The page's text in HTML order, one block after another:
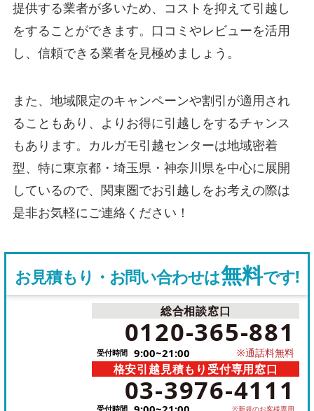
提供する業者が多いため、コストを抑えて引越し
をすることができます。口コミやレビューを活用
し、信頼できる業者を見極めましょう。
また、地域限定のキャンペーンや割引が適用され
ることもあり、よりお得に引越しをするチャンス
もあります。カルガモ引越センターは地域密着
型、特に東京都・埼玉県・神奈川県を中心に展開
しているので、関東圏でお引越しをお考えの際は
是非お気軽にご連絡ください！
お見積もり・お問い合わせは無料です!
を
か
け
総合相談窓口
0120-365-881
受付時間 9:00~21:00 ※通話料無料
格安引越見積もり受付専用窓口
03-3976-4111
受付時間 ※新規のお客様専用